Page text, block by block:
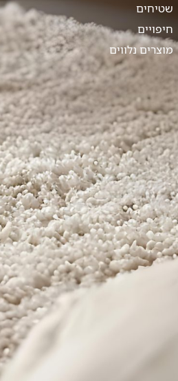
שטיחים
חיפויים
מוצרים נלווים